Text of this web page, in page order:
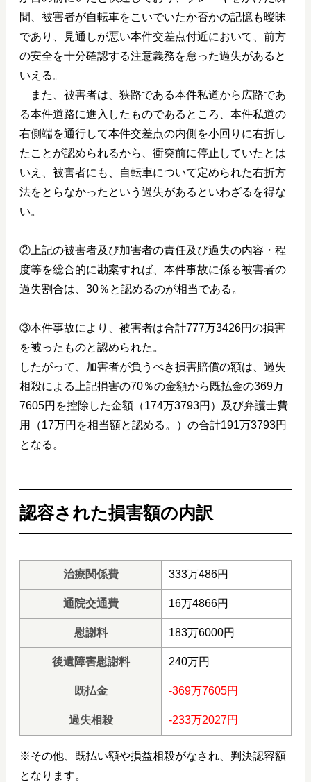
間、被害者が自転車をこいでいたか否かの記憶も曖昧
であり、見通しが悪い本件交差点付近において、前方
の安全を十分確認する注意義務を怠った過失があると
いえる。
また、被害者は、狭路である本件私道から広路であ
る本件道路に進入したものであるところ、本件私道の
右側端を通行して本件交差点の内側を小回りに右折し
たことが認められるから、衝突前に停止していたとは
いえ、被害者にも、自転車について定められた右折方
法をとらなかったという過失があるといわざるを得な
い。
②上記の被害者及び加害者の責任及び過失の内容・程
度等を総合的に勘案すれば、本件事故に係る被害者の
過失割合は、30％と認めるのが相当である。
③本件事故により、被害者は合計777万3426円の損害
を被ったものと認められた。
したがって、加害者が負うべき損害賠償の額は、過失
相殺による上記損害の70％の金額から既払金の369万
7605円を控除した金額（174万3793円）及び弁護士費
用（17万円を相当額と認める。）の合計191万3793円
となる。
認容された損害額の内訳
治療関係費 333万486円
通院交通費 16万4866円
慰謝料 183万6000円
後遺障害慰謝料 240万円
既払金 -369万7605円
過失相殺 -233万2027円
※その他、既払い額や損益相殺がなされ、判決認容額
となります。